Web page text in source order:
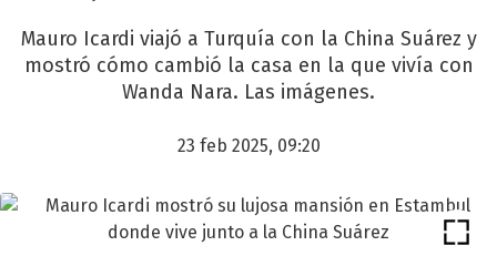
Mauro Icardi viajó a Turquía con la China Suárez y
mostró cómo cambió la casa en la que vivía con
Wanda Nara. Las imágenes.
23 feb 2025, 09:20